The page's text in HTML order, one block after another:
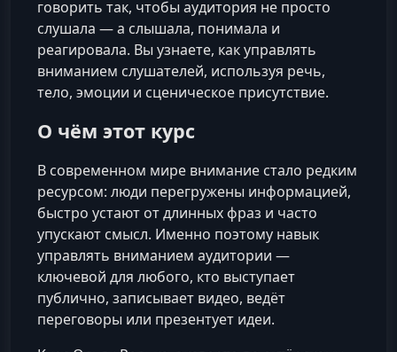
говорить так, чтобы аудитория не просто
слушала — а слышала, понимала и
реагировала. Вы узнаете, как управлять
вниманием слушателей, используя речь,
тело, эмоции и сценическое присутствие.
О чём этот курс
В современном мире внимание стало редким
ресурсом: люди перегружены информацией,
быстро устают от длинных фраз и часто
упускают смысл. Именно поэтому навык
управлять вниманием аудитории —
ключевой для любого, кто выступает
публично, записывает видео, ведёт
переговоры или презентует идеи.